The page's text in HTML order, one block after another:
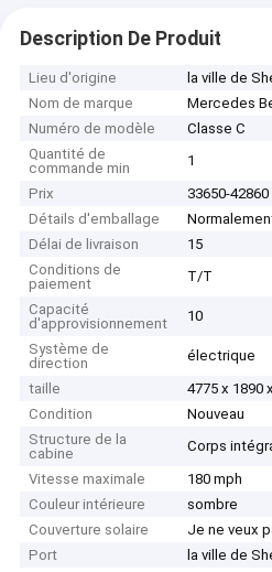
Description De Produit
Lieu d'origine
la ville de
Nom de marque
Mercedes
Numéro de modèle
Classe C
Quantité de
commande min
1
Prix
33650-42860
Détails d'emballage
Délai de livraison
15
Conditions de
paiement
T/T
Capacité
d'approvisionnement
10
Système de
direction
électrique
taille
4775 x 1890
Condition
Nouveau
Structure de la
cabine
Corps
Vitesse maximale
180 mph
Couleur intérieure
sombre
Couverture solaire
Je ne veux
Port
la ville de